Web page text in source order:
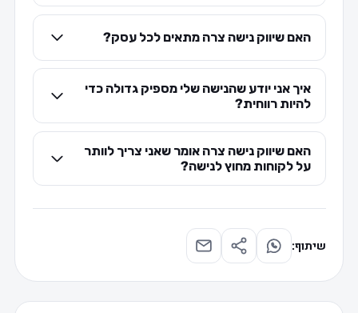
האם שיווק נישה צרה מתאים לכל עסק?
איך אני יודע שהנישה שלי מספיק גדולה כדי
להיות רווחית?
האם שיווק נישה צרה אומר שאני צריך לוותר
על לקוחות מחוץ לנישה?
שיתוף: